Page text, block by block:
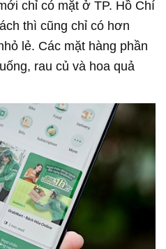
chỉ có mặt ở TP. Hồ Chí
thì cũng chỉ có hơn
lẻ. Các mặt hàng phần
rau củ và hoa quả